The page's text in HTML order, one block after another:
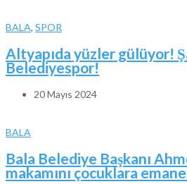
BALA, SPOR
Altyapıda yüzler gülüyor!
Belediyespor!
20 Mayıs 2024
BALA
Bala Belediye Başkanı
makamını çocuklara